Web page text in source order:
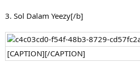
3. Sol Dalam Yeezy[/b]
[CAPTION][/CAPTION]